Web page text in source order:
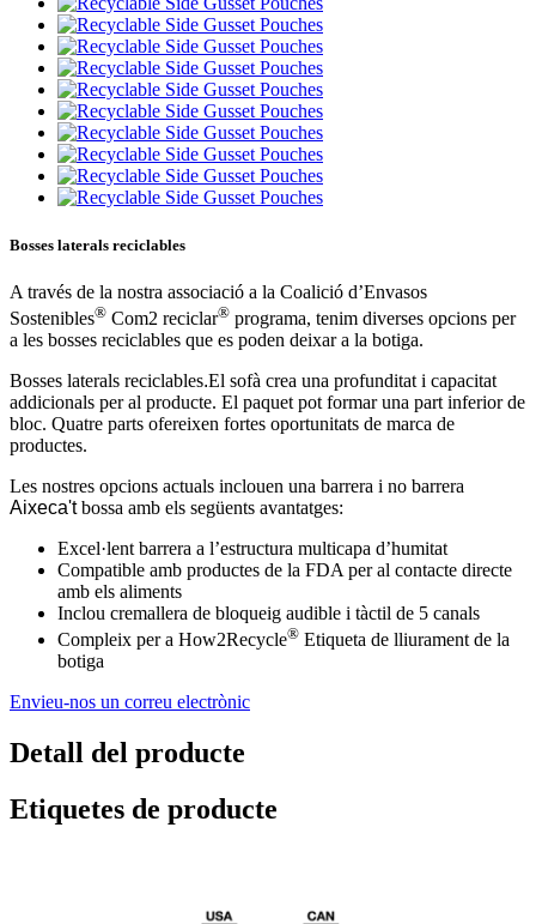
Bosses laterals reciclables
A través de la nostra associació a la Coalició d’Envasos
Sostenibles® Com2 reciclar® programa, tenim diverses opcions per
a les bosses reciclables que es poden deixar a la botiga.
Bosses laterals reciclables.El sofà crea una profunditat i capacitat
addicionals per al producte. El paquet pot formar una part inferior de
bloc. Quatre parts ofereixen fortes oportunitats de marca de
productes.
Les nostres opcions actuals inclouen una barrera i no barrera
Aixeca'tbossa amb els següents avantatges:
Excel·lent barrera a l’estructura multicapa d’humitat
Compatible amb productes de la FDA per al contacte directe
amb els aliments
Inclou cremallera de bloqueig audible i tàctil de 5 canals
Compleix per a How2Recycle® Etiqueta de lliurament de la
botiga
Envieu-nos un correu electrònic
Detall del producte
Etiquetes de producte